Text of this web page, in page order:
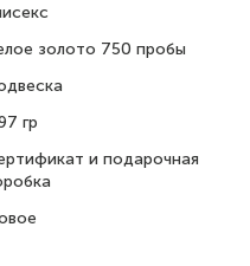
золото 750 пробы
гр
и подарочная